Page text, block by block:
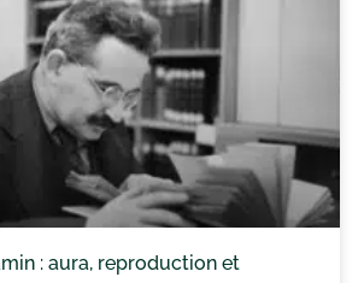
: aura, reproduction et